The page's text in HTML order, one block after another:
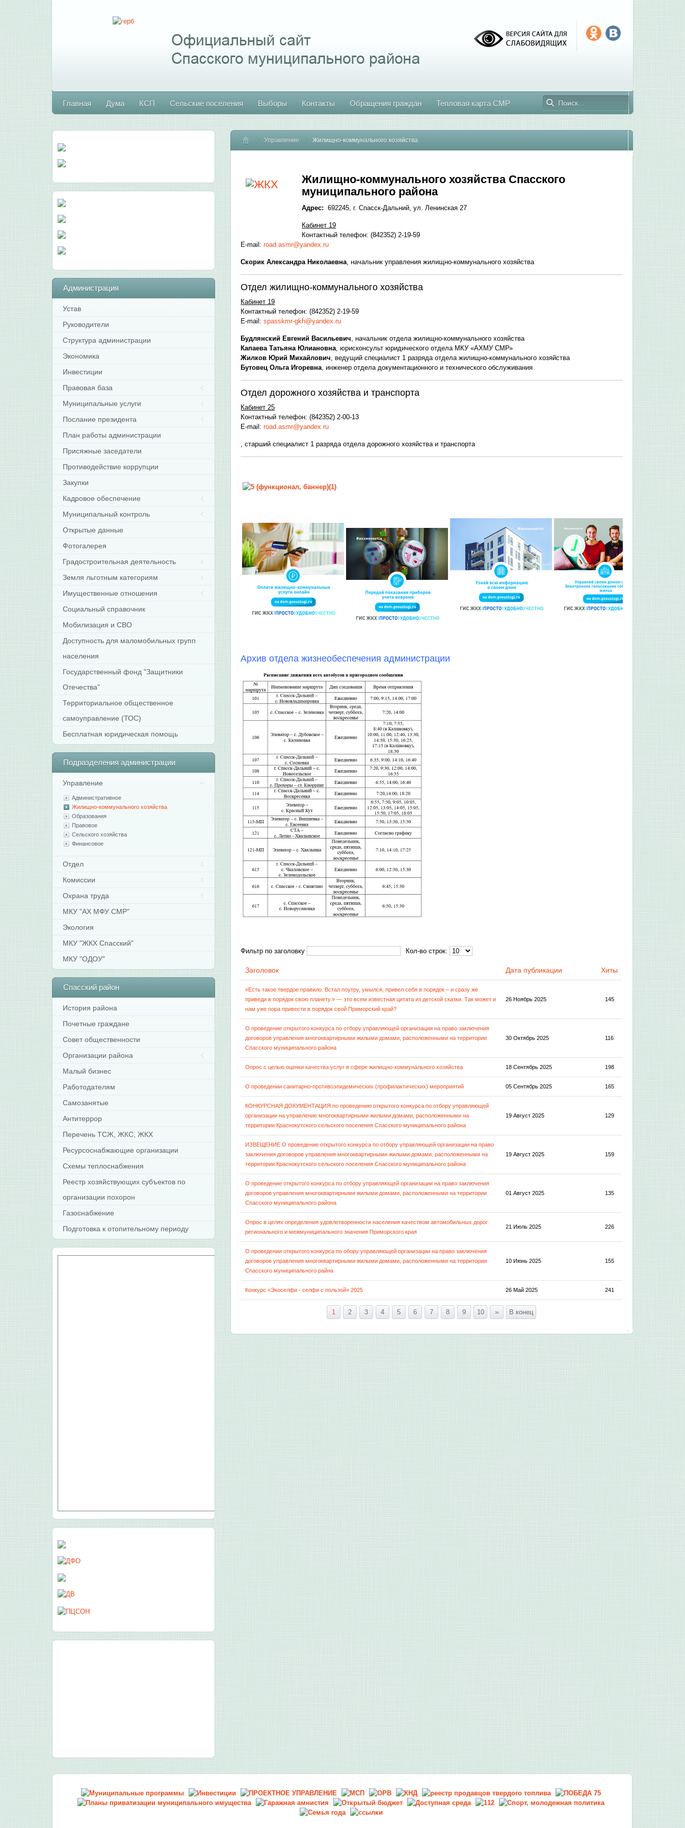
Главная Дума КСП Сельские поселения Выборы Контакты Обращения граждан Тепловая карта СМР
Главная
Управление Жилищно-коммунального хозяйства
Жилищно-коммунального хозяйства Спасского
муниципального района
Адрес: 692245, г. Спасск-Дальний, ул. Ленинская 27
Кабинет 19
Контактный телефон: (842352) 2-19-59
E-mail:road.asmr@yandex.ru
Скорик Александра Николаевна, начальник управления жилищно-коммунального хозяйства
Отдел жилищно-коммунального хозяйства
Кабинет 19
Контактный телефон: (842352) 2-19-59
E-mail:spasskmr-gkh@yandex.ru
Будлянский Евгений Васильевич, начальник отдела жилищно-коммунального хозяйства
Капаева Татьяна Юлиановна, юрисконсульт юридического отдела МКУ «АХМУ СМР»
Жилков Юрий Михайлович, ведущий специалист 1 разряда отдела жилищно-коммунального хозяйства
Бутовец Ольга Игоревна, инженер отдела документационного и технического обслуживания
Отдел дорожного хозяйства и транспорта
Кабинет 25
Контактный телефон: (842352) 2-00-13
E-mail:road.asmr@yandex.ru
, старший специалист 1 разряда отдела дорожного хозяйства и транспорта
Архив отдела жизнеобеспечения администрации
Фильтр по заголовку Кол-во строк:
Заголовок Дата публикации Хиты
«Есть такое твердое правило. Встал поутру, умылся, привел себя в порядок – и сразу же
приведи в порядок свою планету.» — это всем известная цитата из детской сказки. Так может и
нам уже пора привести в порядок свой Приморский край?
26 Ноябрь 2025 145
О проведение открытого конкурса по отбору управляющей организации на право заключения
договоров управления многоквартирными жилыми домами, расположенными на территории
Спасского муниципального района
30 Октябрь 2025 116
Опрос с целью оценки качества услуг в сфере жилищно-коммунального хозяйства 18 Сентябрь 2025 198
О проведении санитарно-противоэпидемических (профилактических) мероприятий 05 Сентябрь 2025 165
КОНКУРСНАЯ ДОКУМЕНТАЦИЯ по проведению открытого конкурса по отбору управляющей
организации на управление многоквартирными жилыми домами, расположенными на
территории Краснокутского сельского поселения Спасского муниципального района
19 Август 2025 129
ИЗВЕЩЕНИЕ О проведение открытого конкурса по отбору управляющей организации на право
заключения договоров управления многоквартирными жилыми домами, расположенными на
территории Краснокутского сельского поселения Спасского муниципального района
19 Август 2025 159
О проведение открытого конкурса по отбору управляющей организации на право заключения
договоров управления многоквартирными жилыми домами, расположенными на территории
Спасского муниципального района
01 Август 2025 135
Опрос в целях определения удовлетворенности населения качеством автомобильных дорог
регионального и межмуниципального значения Приморского края
21 Июль 2025 226
О проведении открытого конкурса по обору управляющей организации на право заключения
договоров управления многоквартирными жилыми домами, расположенными на территории
Спасского муниципального райна
10 Июнь 2025 155
Конкурс «Экоселфи - селфи с пользой» 2025 26 Май 2025 241
1 2 3 4 5 6 7 8 9 10 » В конец
Администрация
Устав
Руководители
Структура администрации
Экономика
Инвестиции
Правовая база
Муниципальные услуги
Послание президента
План работы администрации
Присяжные заседатели
Противодействие коррупции
Закупки
Кадровое обеспечение
Муниципальный контроль
Открытые данные
Фотогалерея
Градостроительная деятельность
Земля льготным категориям
Имущественные отношения
Социальный справочник
Мобилизация и СВО
Доступность для маломобильных групп
населения
Государственный фонд "Защитники
Отечества"
Территориальное общественное
самоуправление (ТОС)
Бесплатная юридическая помощь
Подразделения администрации
Управление
Административное
Жилищно-коммунального хозяйства
Образования
Правовое
Сельского хозяйства
Финансовое
Отдел
Комиссии
Охрана труда
МКУ "АХ МФУ СМР"
Экология
МКУ "ЖКХ Спасский"
МКУ "ОДОУ"
Спасский район
История района
Почетные граждане
Совет общественности
Организации района
Малый бизнес
Работодателям
Самозанятые
Антитеррор
Перечень ТСЖ, ЖКС, ЖКХ
Ресурсоснабжающие организации
Схемы теплоснабжения
Реестр хозяйствующих субъектов по
организации похорон
Газоснабжение
Подготовка к отопительному периоду